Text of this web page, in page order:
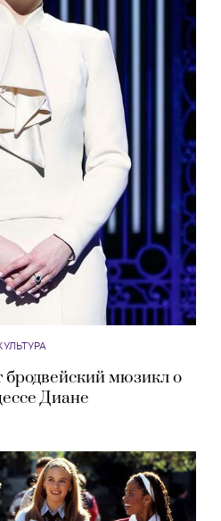
бродвейский мюзикл о
Диане